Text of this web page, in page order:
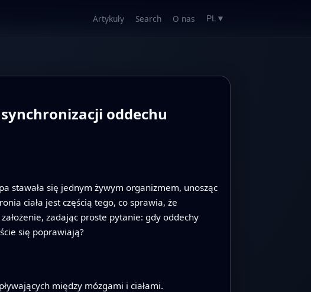
Artykuły Search O nas PL ▼
oddechu
stawała się jednym żywym organizmem, unosząc
ciała jest częścią tego, co sprawia, że
zadając proste pytanie: gdy oddechy
się poprawiają?
między mózgami i ciałami.